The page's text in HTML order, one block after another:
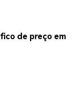
de preço em